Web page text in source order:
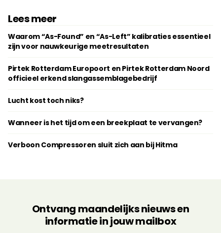
Lees meer
Waarom “As-Found” en “As-Left” kalibraties essentieel
zijn voor nauwkeurige meetresultaten
Pirtek Rotterdam Europoort en Pirtek Rotterdam Noord
officieel erkend slangassemblagebedrijf
Lucht kost toch niks?
Wanneer is het tijd om een breekplaat te vervangen?
Verboon Compressoren sluit zich aan bij Hitma
Ontvang maandelijks nieuws en
informatie in jouw mailbox